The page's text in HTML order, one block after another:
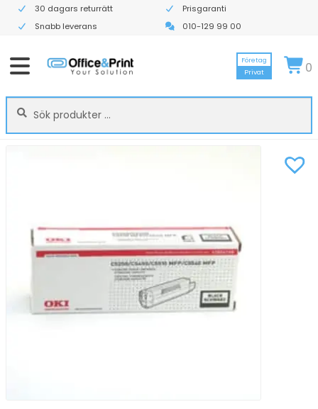
30 dagars returrätt
Prisgaranti
Snabb leverans
010-129 99 00
Sök
efter:
Sök
Företag
Privat
0